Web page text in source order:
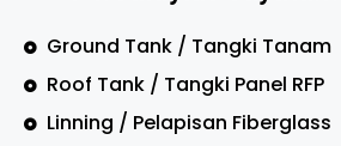
Ground Tank / Tangki Tanam
Roof Tank / Tangki Panel RFP
Linning / Pelapisan Fiberglass